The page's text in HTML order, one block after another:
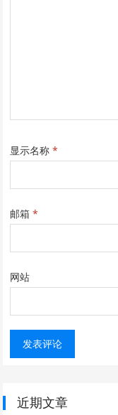
显示名称*
邮箱*
网站
近期文章